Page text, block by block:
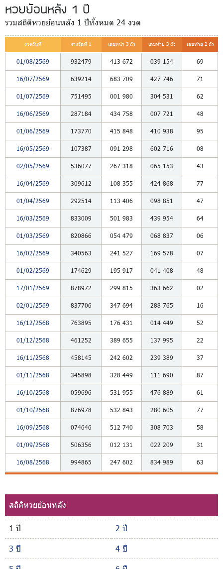
หวยย้อนหลัง 1 ปี
รวมสถิติหวยย้อนหลัง 1 ปีทั้งหมด 24 งวด
งวดวันที่ รางวัลที่ 1 เลขหน้า 3 ตัว เลขท้าย 3 ตัว เลขท้าย 2 ตัว
01/08/2569 932479 413 672 039 154 69
16/07/2569 639214 683 709 427 746 71
01/07/2569 751495 001 980 304 531 62
16/06/2569 287184 434 758 007 721 48
01/06/2569 173770 415 848 410 938 95
16/05/2569 107387 091 298 602 716 08
02/05/2569 536077 267 318 065 153 43
16/04/2569 309612 108 355 424 868 77
01/04/2569 292514 113 406 098 851 47
16/03/2569 833009 501 983 439 954 64
01/03/2569 820866 054 479 068 837 06
16/02/2569 340563 241 527 169 578 07
01/02/2569 174629 195 917 041 408 48
17/01/2569 878972 299 815 363 662 02
02/01/2569 837706 347 694 288 765 16
16/12/2568 763895 176 431 014 449 52
01/12/2568 461252 389 655 137 995 22
16/11/2568 458145 242 602 239 389 37
01/11/2568 345898 328 449 111 690 87
16/10/2568 059696 531 955 476 889 61
01/10/2568 876978 532 843 280 605 77
16/09/2568 074646 512 740 308 703 58
01/09/2568 506356 012 131 022 209 31
16/08/2568 994865 247 602 834 989 63
สถิติหวยย้อนหลัง
1 ปี
2 ปี
3 ปี
4 ปี